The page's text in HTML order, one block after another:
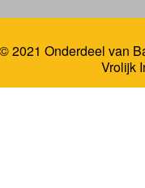
2021 Onderdeel van
Vrolijk